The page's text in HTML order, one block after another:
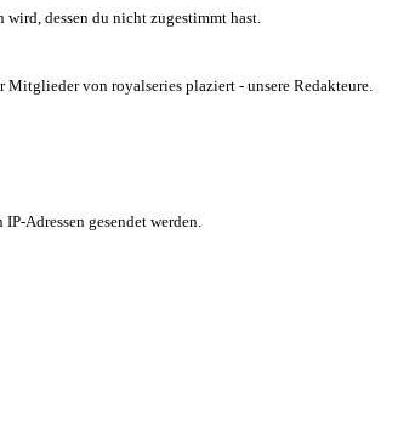
dessen du nicht zugestimmt hast.
von royalseries plaziert - unsere Redakteure.
Adressen gesendet werden.